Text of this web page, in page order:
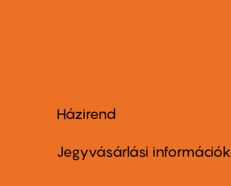
Footer
menu
Házirend
Jegyvásárlási információk